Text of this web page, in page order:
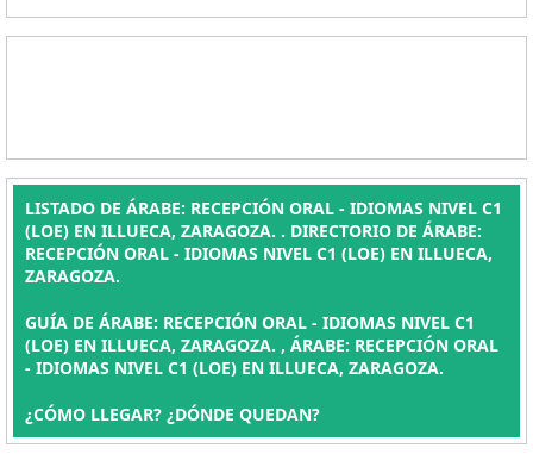
LISTADO DE ÁRABE: RECEPCIÓN ORAL - IDIOMAS NIVEL C1
(LOE) EN ILLUECA, ZARAGOZA. . DIRECTORIO DE ÁRABE:
RECEPCIÓN ORAL - IDIOMAS NIVEL C1 (LOE) EN ILLUECA,
ZARAGOZA.
GUÍA DE ÁRABE: RECEPCIÓN ORAL - IDIOMAS NIVEL C1
(LOE) EN ILLUECA, ZARAGOZA. , ÁRABE: RECEPCIÓN ORAL
- IDIOMAS NIVEL C1 (LOE) EN ILLUECA, ZARAGOZA.
¿CÓMO LLEGAR? ¿DÓNDE QUEDAN?